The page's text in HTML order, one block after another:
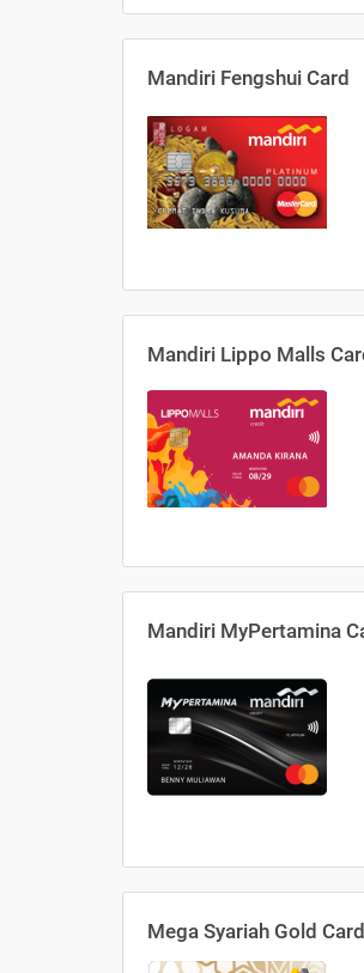
Mandiri Fengshui Card
Mandiri Lippo Malls
Mandiri MyPertamina
Mega Syariah Gold Card